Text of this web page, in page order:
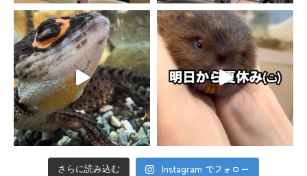
さらに読み込む Instagram でフォロー